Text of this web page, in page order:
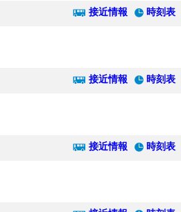
接近情報 時刻表
接近情報 時刻表
接近情報 時刻表